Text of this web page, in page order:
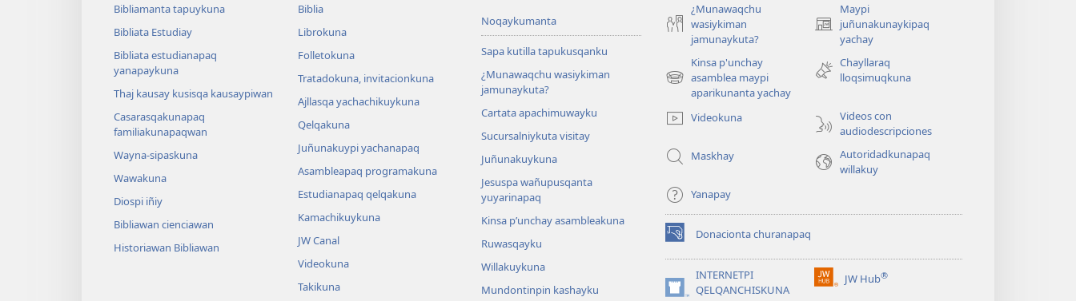
Bibliamanta tapuykuna
Bibliata Estudiay
Bibliata estudianapaq
yanapaykuna
Thaj kausay kusisqa kausaypiwan
Casarasqakunapaq
familiakunapaqwan
Wayna-sipaskuna
Wawakuna
Diospi iñiy
Bibliawan cienciawan
Historiawan Bibliawan
Biblia
Librokuna
Folletokuna
Tratadokuna, invitacionkuna
Ajllasqa yachachikuykuna
Qelqakuna
Juñunakuypi yachanapaq
Asambleapaq programakuna
Estudianapaq qelqakuna
Kamachikuykuna
JW Canal
Videokuna
Takikuna
Noqaykumanta
Sapa kutilla tapukusqanku
¿Munawaqchu wasiykiman
jamunaykuta?
Cartata apachimuwayku
Sucursalniykuta visitay
Juñunakuykuna
Jesuspa wañupusqanta
yuyarinapaq
Kinsa p’unchay asambleakuna
Ruwasqayku
Willakuykuna
Mundontinpin kashayku
¿Munawaqchu
wasiykiman
jamunaykuta?
Maypi
juñunakunaykipaq
yachay
(abre
nueva
ventana)
Kinsa p'unchay
asamblea maypi
aparikunanta yachay
(abre
nueva
Chayllaraq
lloqsimuqkuna
Videokuna
Videos con
audiodescripciones
Maskhay
Autoridadkunapaq
willakuy
Yanapay
Donacionta churanapaq
(abre
una
ventana)
INTERNETPI
QELQANCHISKUNA
(abre
JW Hub®
(abre